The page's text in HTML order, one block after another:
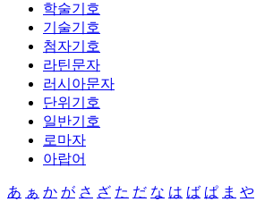
학술기호
기술기호
첨자기호
라틴문자
러시아문자
단위기호
일반기호
로마자
아랍어
あ ぁ か が さ ざ た だ な は ば ぱ ま や